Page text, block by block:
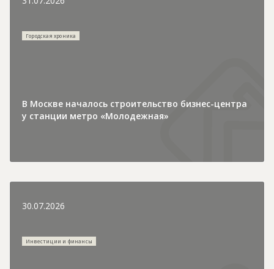
Городская хроника
В Москве началось строительство бизнес-центра
у станции метро «Молодежная»
30.07.2026
Инвестиции и финансы